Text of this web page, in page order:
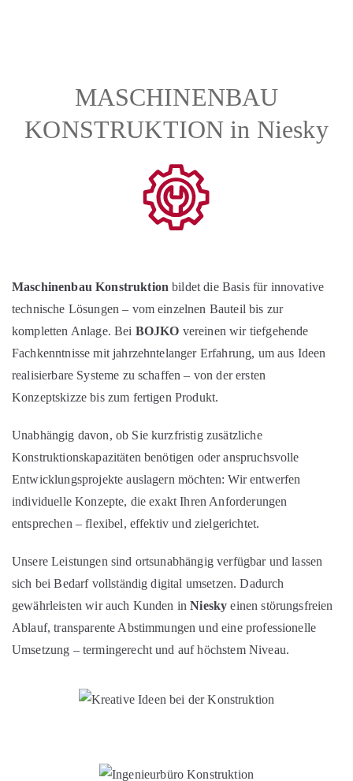
MASCHINENBAU
KONSTRUKTION in Niesky
Maschinenbau Konstruktion bildet die Basis für innovative
technische Lösungen – vom einzelnen Bauteil bis zur
kompletten Anlage. Bei BOJKO vereinen wir tiefgehende
Fachkenntnisse mit jahrzehntelanger Erfahrung, um aus Ideen
realisierbare Systeme zu schaffen – von der ersten
Konzeptskizze bis zum fertigen Produkt.
Unabhängig davon, ob Sie kurzfristig zusätzliche
Konstruktionskapazitäten benötigen oder anspruchsvolle
Entwicklungsprojekte auslagern möchten: Wir entwerfen
individuelle Konzepte, die exakt Ihren Anforderungen
entsprechen – flexibel, effektiv und zielgerichtet.
Unsere Leistungen sind ortsunabhängig verfügbar und lassen
sich bei Bedarf vollständig digital umsetzen. Dadurch
gewährleisten wir auch Kunden inNiesky einen störungsfreien
Ablauf, transparente Abstimmungen und eine professionelle
Umsetzung – termingerecht und auf höchstem Niveau.